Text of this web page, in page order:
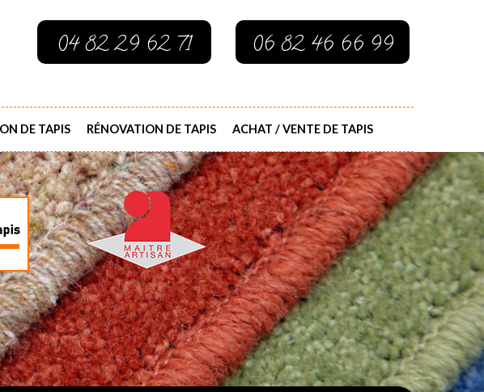
04 82 29 62 71 06 82 46 66 99
DE TAPIS RÉNOVATION DE TAPIS ACHAT / VENTE DE TAPIS